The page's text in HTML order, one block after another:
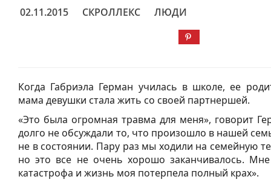
02.11.2015 СКРОЛЛЕКС ЛЮДИ
Когда Габриэла Герман училась в школе, ее
мама девушки стала жить со своей партнершей.
«Это была огромная травма для меня», говорит
долго не обсуждали то, что произошло в нашей
не в состоянии. Пару раз мы ходили на семейную
но это все не очень хорошо заканчивалось. Мне
катастрофа и жизнь моя потерпела полный крах».